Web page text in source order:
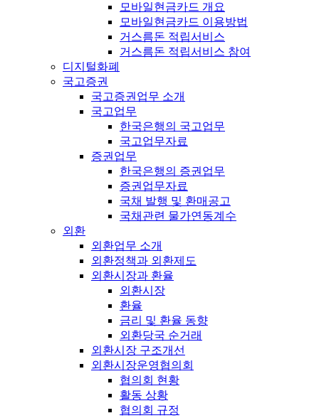
모바일현금카드 개요
모바일현금카드 이용방법
거스름돈 적립서비스
거스름돈 적립서비스 참여
디지털화폐
국고증권
국고증권업무 소개
국고업무
한국은행의 국고업무
국고업무자료
증권업무
한국은행의 증권업무
증권업무자료
국채 발행 및 환매공고
국채관련 물가연동계수
외환
외환업무 소개
외환정책과 외환제도
외환시장과 환율
외환시장
환율
금리 및 환율 동향
외환당국 순거래
외환시장 구조개선
외환시장운영협의회
협의회 현황
활동 상황
협의회 규정